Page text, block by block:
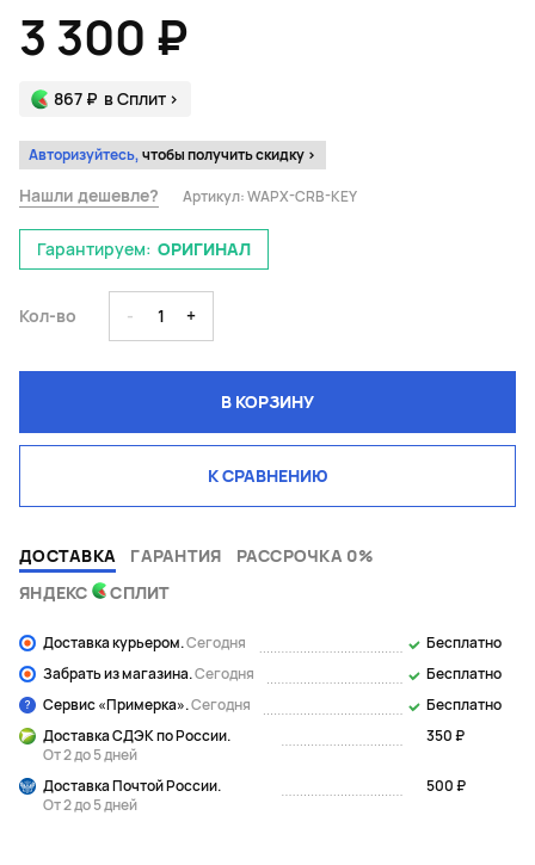
3 300 ₽
867 ₽ в Сплит >
Авторизуйтесь,чтобы получить скидку >
Нашли дешевле? Артикул:WAPX-CRB-KEY
Гарантируем: ОРИГИНАЛ
Кол-во - 1 +
В КОРЗИНУ
К СРАВНЕНИЮ
ДОСТАВКА ГАРАНТИЯ
РАССРОЧКА 0%
ЯНДЕКС
СПЛИТ
Доставка курьером.Сегодня
Бесплатно
Забрать из магазина.Сегодня
Бесплатно
Сервис «Примерка».Сегодня
Бесплатно
Доставка СДЭК по России.
От 2 до 5 дней
350 ₽
Доставка Почтой России.
От 2 до 5 дней
500 ₽